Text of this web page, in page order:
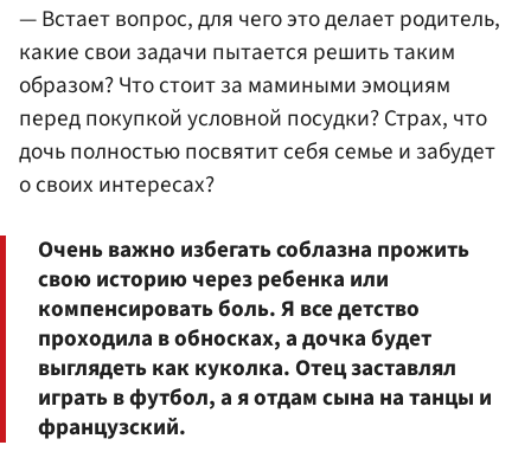
— Встает вопрос, для чего это делает родитель,
какие свои задачи пытается решить таким
образом? Что стоит за мамиными эмоциям
перед покупкой условной посудки? Страх, что
дочь полностью посвятит себя семье и забудет
о своих интересах?
Очень важно избегать соблазна прожить
свою историю через ребенка или
компенсировать боль. Я все детство
проходила в обносках, а дочка будет
выглядеть как куколка. Отец заставлял
играть в футбол, а я отдам сына на танцы и
французский.